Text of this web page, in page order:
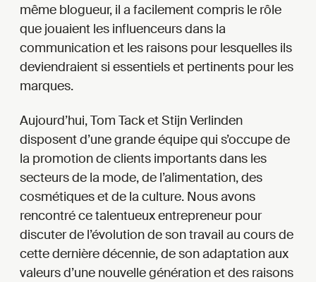
même blogueur, il a facilement compris le rôle
que jouaient les influenceurs dans la
communication et les raisons pour lesquelles ils
deviendraient si essentiels et pertinents pour les
marques.
Aujourd’hui, Tom Tack et Stijn Verlinden
disposent d’une grande équipe qui s’occupe de
la promotion de clients importants dans les
secteurs de la mode, de l’alimentation, des
cosmétiques et de la culture. Nous avons
rencontré ce talentueux entrepreneur pour
discuter de l’évolution de son travail au cours de
cette dernière décennie, de son adaptation aux
valeurs d’une nouvelle génération et des raisons